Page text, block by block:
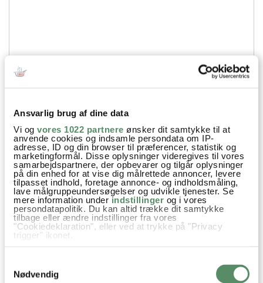
Ansvarlig brug af dine data
Vi og vores 1022 partnere ønsker dit samtykke til at
anvende cookies og indsamle persondata om IP-
adresse, ID og din browser til præferencer, statistik og
marketingformål. Disse oplysninger videregives til vores
samarbejdspartnere, der opbevarer og tilgår oplysninger
på din enhed for at vise dig målrettede annoncer, levere
tilpasset indhold, foretage annonce- og indholdsmåling,
lave målgruppeundersøgelser og udvikle tjenester. Se
mere information underindstillinger og i vores
persondatapolitik. Du kan altid trække dit samtykke
tilbage eller ændre indstillinger fra vores
"Cookiedeklaration", eller ved at trykke på "Privacy
trigger" ikonet.
Indsamle præcise oplysninger om din placering,
der kan være nøjagtig inden for få meter
Identificere din enhed baseret på en scanning af
Nødvendig
Din emailadresse vil ikke blive offentliggjort.
SEND